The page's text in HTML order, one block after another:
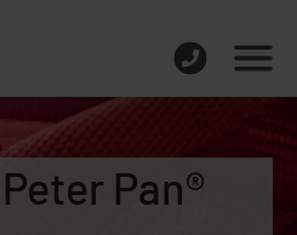
Pan®